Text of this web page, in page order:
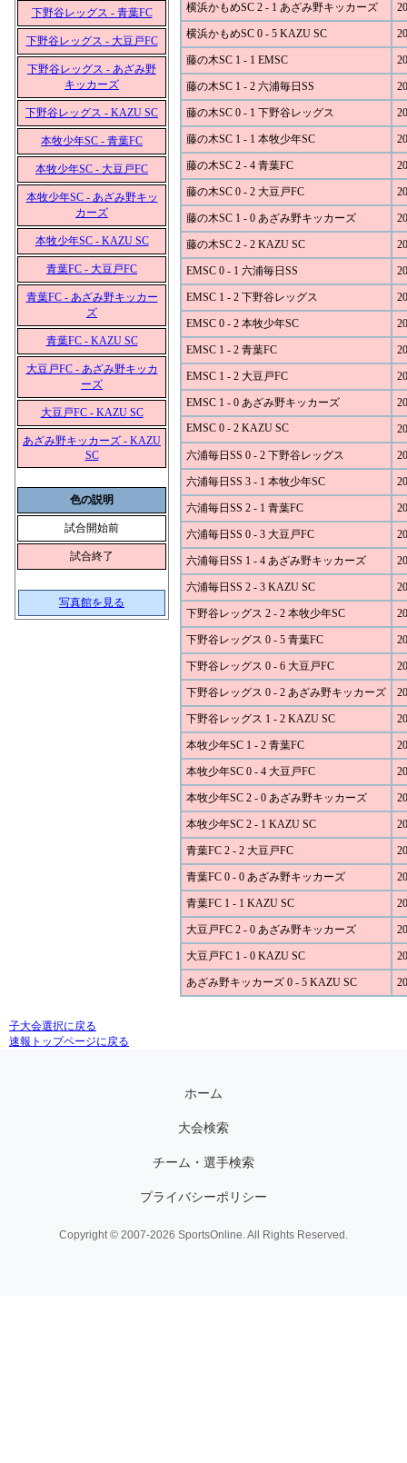
下野谷レッグス - 青葉FC
下野谷レッグス - 大豆戸FC
下野谷レッグス - あざみ野
キッカーズ
下野谷レッグス - KAZU SC
本牧少年SC - 青葉FC
本牧少年SC - 大豆戸FC
本牧少年SC - あざみ野キッ
カーズ
本牧少年SC - KAZU SC
青葉FC - 大豆戸FC
青葉FC - あざみ野キッカー
ズ
青葉FC - KAZU SC
大豆戸FC - あざみ野キッカ
ーズ
大豆戸FC - KAZU SC
あざみ野キッカーズ - KAZU
SC
色の説明
試合開始前
試合終了
写真館を見る
横浜かもめSC 2 - 1 あざみ野キッカーズ
横浜かもめSC 0 - 5 KAZU SC
藤の木SC 1 - 1 EMSC
藤の木SC 1 - 2 六浦毎日SS
藤の木SC 0 - 1 下野谷レッグス
藤の木SC 1 - 1 本牧少年SC
藤の木SC 2 - 4 青葉FC
藤の木SC 0 - 2 大豆戸FC
藤の木SC 1 - 0 あざみ野キッカーズ
藤の木SC 2 - 2 KAZU SC
EMSC 0 - 1 六浦毎日SS
EMSC 1 - 2 下野谷レッグス
EMSC 0 - 2 本牧少年SC
EMSC 1 - 2 青葉FC
EMSC 1 - 2 大豆戸FC
EMSC 1 - 0 あざみ野キッカーズ
EMSC 0 - 2 KAZU SC
六浦毎日SS 0 - 2 下野谷レッグス
六浦毎日SS 3 - 1 本牧少年SC
六浦毎日SS 2 - 1 青葉FC
六浦毎日SS 0 - 3 大豆戸FC
六浦毎日SS 1 - 4 あざみ野キッカーズ
六浦毎日SS 2 - 3 KAZU SC
下野谷レッグス 2 - 2 本牧少年SC
下野谷レッグス 0 - 5 青葉FC
下野谷レッグス 0 - 6 大豆戸FC
下野谷レッグス 0 - 2 あざみ野キッカーズ
下野谷レッグス 1 - 2 KAZU SC
本牧少年SC 1 - 2 青葉FC
本牧少年SC 0 - 4 大豆戸FC
本牧少年SC 2 - 0 あざみ野キッカーズ
本牧少年SC 2 - 1 KAZU SC
青葉FC 2 - 2 大豆戸FC
青葉FC 0 - 0 あざみ野キッカーズ
青葉FC 1 - 1 KAZU SC
大豆戸FC 2 - 0 あざみ野キッカーズ
大豆戸FC 1 - 0 KAZU SC
あざみ野キッカーズ 0 - 5 KAZU SC
子大会選択に戻る
速報トップページに戻る
ホーム
大会検索
チーム・選手検索
プライバシーポリシー
Copyright © 2007-2026 SportsOnline. All Rights Reserved.